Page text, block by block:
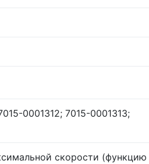
0001312; 7015-0001313;
скорости (функцию